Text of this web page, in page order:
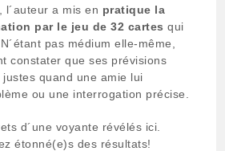
l´auteur a mis en pratique la
par le jeu de 32 cartesqui
pas médium elle-même,
constater que ses prévisions
justes quand une amie lui
ou une interrogation précise.
d´une voyante révélés ici.
étonné(e)s des résultats!